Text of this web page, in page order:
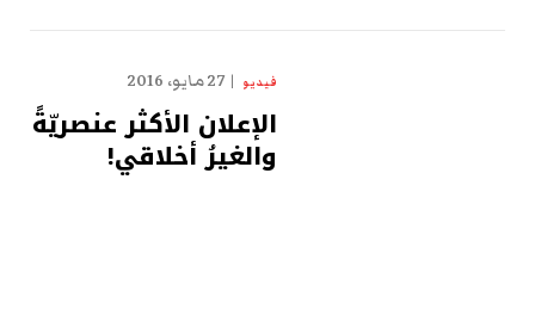
فيديو 27 مايو، 2016
الإعلان الأكثر عنصريّةً
والغيرُ أخلاقي!